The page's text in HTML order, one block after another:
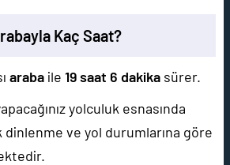
Kaç Saat?
araba ile 19 saat 6 dakika sürer.
yolculuk esnasında
dinlenme ve yol durumlarına göre